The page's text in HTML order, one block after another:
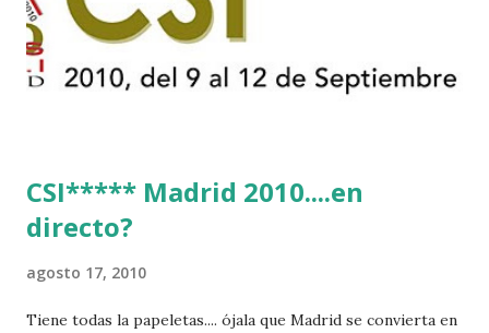
CSI***** Madrid 2010....en
directo?
agosto 17, 2010
Tiene todas la papeletas.... ójala que Madrid se convierta en